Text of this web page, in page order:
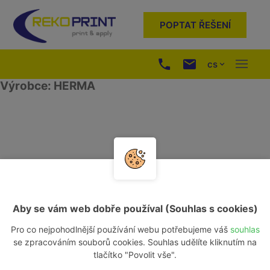
POPTAT ŘEŠENÍ
cs
Výrobce: HERMA
Kariéra
Aby se vám web dobře používal (Souhlas s cookies)
Pro co nejpohodlnější používání webu potřebujeme váš souhlas
se zpracováním souborů cookies. Souhlas udělíte kliknutím na
tlačítko "Povolit vše".